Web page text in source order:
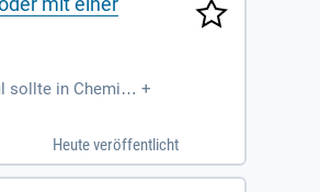
sollte in Chemie,
ein respektvolles
Teil dieser wic
+
Heute veröffentlicht